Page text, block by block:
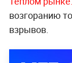
возгоранию
взрывов.